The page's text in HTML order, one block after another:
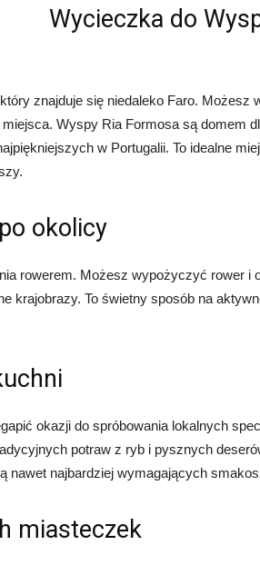
Wycieczka do
znajduje się niedaleko Faro. Możesz
Wyspy Ria Formosa są domem
w Portugalii. To idealne
okolicy
rowerem. Możesz wypożyczyć rower i
krajobrazy. To świetny sposób na
okazji do spróbowania lokalnych
potraw z ryb i pysznych
nawet najbardziej wymagających
miasteczek